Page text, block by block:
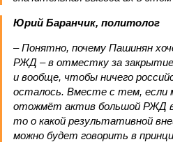
Юрий Баранчик, политолог
– Понятно, почему Пашинян
РЖД – в отместку за закрытие
и вообще, чтобы ничего
осталось. Вместе с тем, если
отожмёт актив большой РЖД в
то о какой результативной
можно будет говорить в